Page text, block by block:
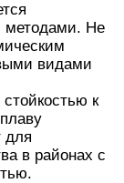
методами. Не
видами
к
для
в районах с